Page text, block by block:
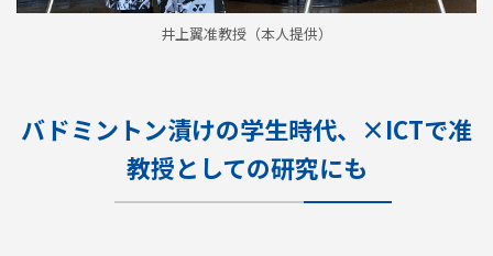
井上翼准教授（本人提供）
バドミントン漬けの学生時代、×ICTで准
教授としての研究にも